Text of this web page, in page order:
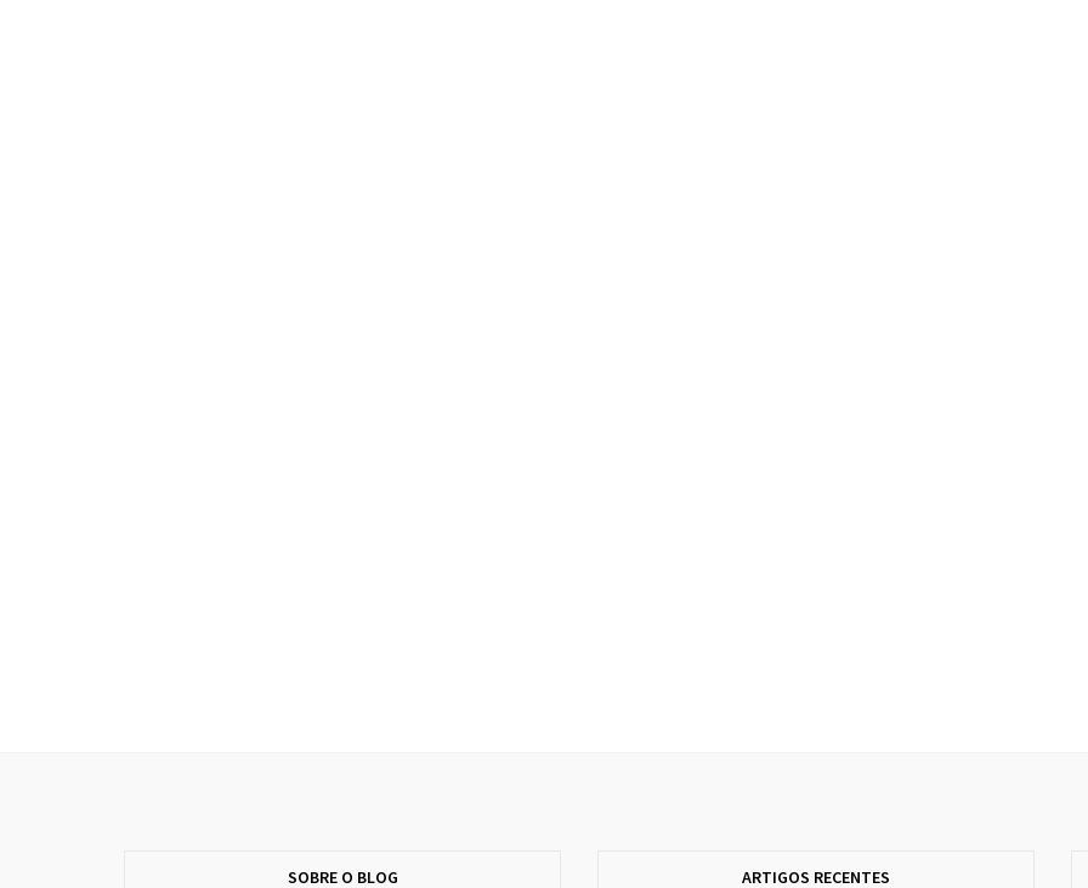
SOBRE O BLOG ARTIGOS RECENTES